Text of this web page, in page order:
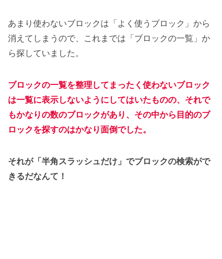
あまり使わないブロックは「よく使うブロック」から
消えてしまうので、これまでは「ブロックの一覧」か
ら探していました。
ブロックの一覧を整理してまったく使わないブロック
は一覧に表示しないようにしてはいたものの、それで
もかなりの数のブロックがあり、その中から目的のブ
ロックを探すのはかなり面倒でした。
それが「半角スラッシュだけ」でブロックの検索がで
きるだなんて！